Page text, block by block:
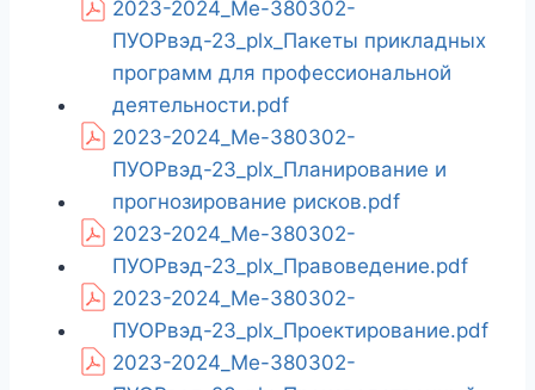
2023-2024_Ме-380302-
ПУОРвэд-23_plx_Пакеты прикладных
программ для профессиональной
деятельности.pdf
2023-2024_Ме-380302-
ПУОРвэд-23_plx_Планирование и
прогнозирование рисков.pdf
2023-2024_Ме-380302-
ПУОРвэд-23_plx_Правоведение.pdf
2023-2024_Ме-380302-
ПУОРвэд-23_plx_Проектирование.pdf
2023-2024_Ме-380302-